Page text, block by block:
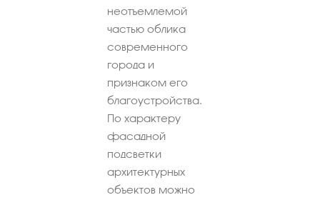
неотъемлемой
частью облика
современного
города и
признаком его
благоустройства.
По характеру
фасадной
подсветки
архитектурных
объектов можно